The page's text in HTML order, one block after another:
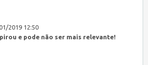
2019 12:50
e pode não ser mais relevante!